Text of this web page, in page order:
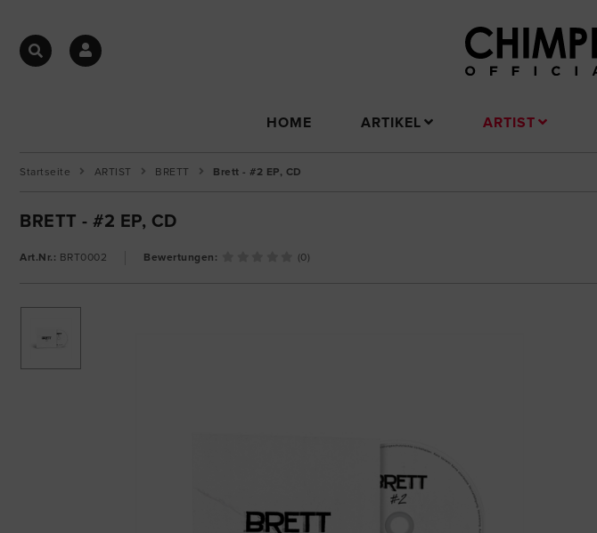
HOME ARTIKEL ARTIST
Startseite ARTIST BRETT Brett - #2 EP, CD
BRETT - #2 EP, CD
Art.Nr.: BRT0002 Bewertungen: (0)